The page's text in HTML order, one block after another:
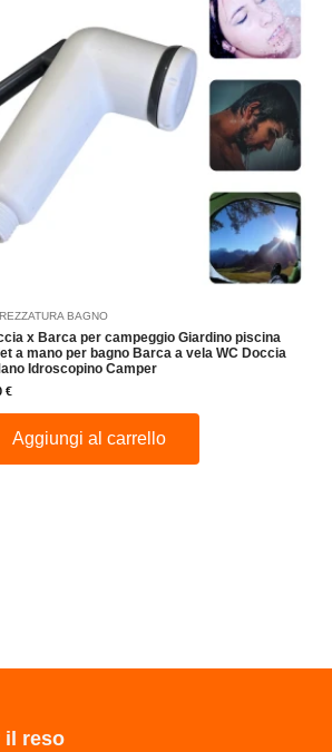
BAGNO
x Barca per campeggio Giardino piscina
a mano per bagno Barca a vela WC Doccia
Idroscopino Camper
€
Aggiungi al carrello
il reso